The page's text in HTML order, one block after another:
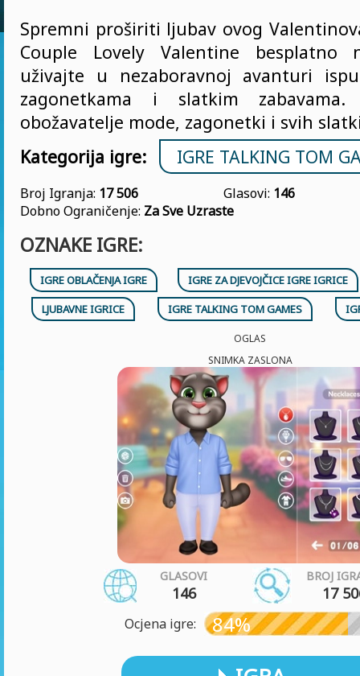
Spremni proširiti ljubav ovog
Couple Lovely Valentine besplatno
uživajte u nezaboravnoj avanturi
zagonetkama i slatkim zabavama.
obožavatelje mode, zagonetki i svih
Kategorija igre:
IGRE TALKING TOM
Broj Igranja: 17 506 Glasovi: 146
Dobno Ograničenje: Za Sve Uzraste
OZNAKE IGRE:
IGRE OBLAČENJA IGRE
IGRE ZA DJEVOJČICE IGRE IGRICE
LJUBAVNE IGRICE
IGRE TALKING TOM GAMES
OGLAS
SNIMKA ZASLONA
GLASOVI
146
BROJ
17
Ocjena igre: 84%